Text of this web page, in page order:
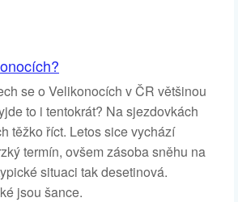
se o Velikonocích v ČR většinou
to i tentokrát? Na sjezdovkách
těžko říct. Letos sice vychází
termín, ovšem zásoba sněhu na
situaci tak desetinová.
jsou šance.